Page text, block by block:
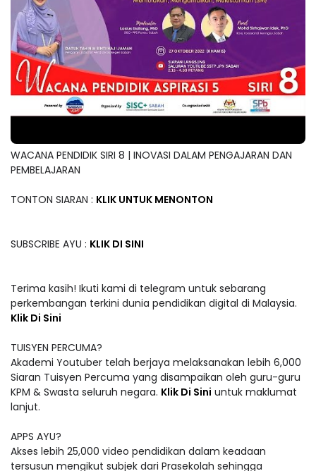
WACANA PENDIDIK SIRI 8 | INOVASI DALAM PENGAJARAN DAN
PEMBELAJARAN
TONTON SIARAN : KLIK UNTUK MENONTON
SUBSCRIBE AYU : KLIK DI SINI
Terima kasih! Ikuti kami di telegram untuk sebarang
perkembangan terkini dunia pendidikan digital di Malaysia.
Klik Di Sini
TUISYEN PERCUMA?
Akademi Youtuber telah berjaya melaksanakan lebih 6,000
Siaran Tuisyen Percuma yang disampaikan oleh guru-guru
KPM & Swasta seluruh negara. Klik Di Sini untuk maklumat
lanjut.
APPS AYU?
Akses lebih 25,000 video pendidikan dalam keadaan
tersusun mengikut subjek dari Prasekolah sehingga